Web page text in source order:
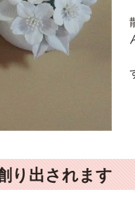
り出されます